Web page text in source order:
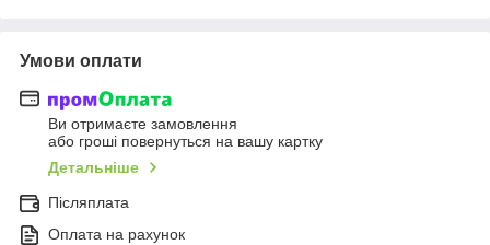
Умови оплати
Ви отримаєте замовлення
або гроші повернуться на вашу картку
Детальніше
Післяплата
Оплата на рахунок